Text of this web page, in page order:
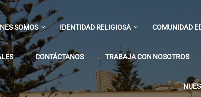
SOMOS IDENTIDAD RELIGIOSA COMUNIDAD
CONTÁCTANOS TRABAJA CON NOSOTROS